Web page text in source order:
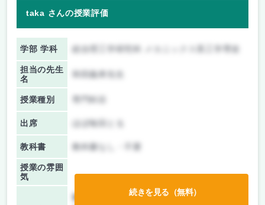
taka さんの授業評価
学部 学科
担当の先生
名
和田義孝先生
授業種別
出席 ほぼ毎回とる
教科書 教科書なし・不要
授業の雰囲
気
前期/中間：
レポートのみ
続きを見る（無料）